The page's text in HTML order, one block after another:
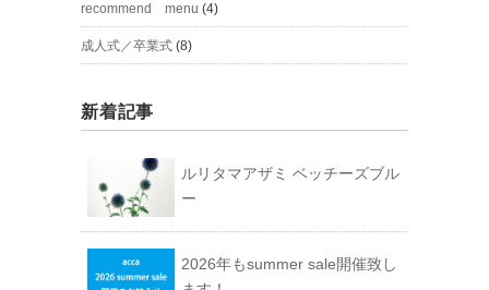
recommend menu (4)
成人式／卒業式 (8)
新着記事
ルリタマアザミ ベッチーズブル
ー
2026年もsummer sale開催致し